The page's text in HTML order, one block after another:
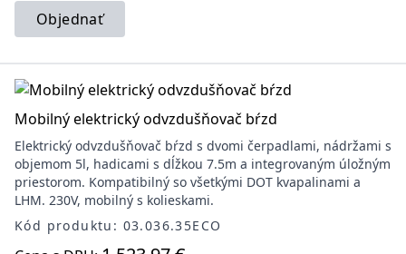
Objednať
Mobilný elektrický odvzdušňovač bŕzd
Elektrický odvzdušňovač bŕzd s dvomi čerpadlami, nádržami s
objemom 5l, hadicami s dĺžkou 7.5m a integrovaným úložným
priestorom. Kompatibilný so všetkými DOT kvapalinami a
LHM. 230V, mobilný s kolieskami.
Kód produktu: 03.036.35ECO